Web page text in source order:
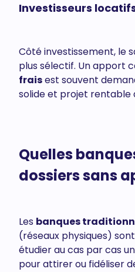
Investisseurs
Côté investissement, le
plus sélectif. Un apport
fraisest souvent
solide et projet rentable
Quelles
dossiers sans
Les banques
(réseaux physiques)
étudier au cas par cas
pour attirer ou fidéliser